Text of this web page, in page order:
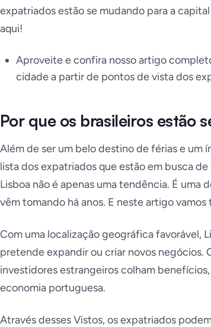
expatriados estão se mudando para a
aqui!
Aproveite e confira nosso artigo
cidade a partir de pontos de vista dos
Por que os brasileiros estão
Além de ser um belo destino de férias e um
lista dos expatriados que estão em busca
Lisboa não é apenas uma tendência. É uma
vêm tomando há anos. E neste artigo vamos
Com uma localização geográfica favorável,
pretende expandir ou criar novos negócios.
investidores estrangeiros colham
economia portuguesa.
Através desses Vistos, os expatriados